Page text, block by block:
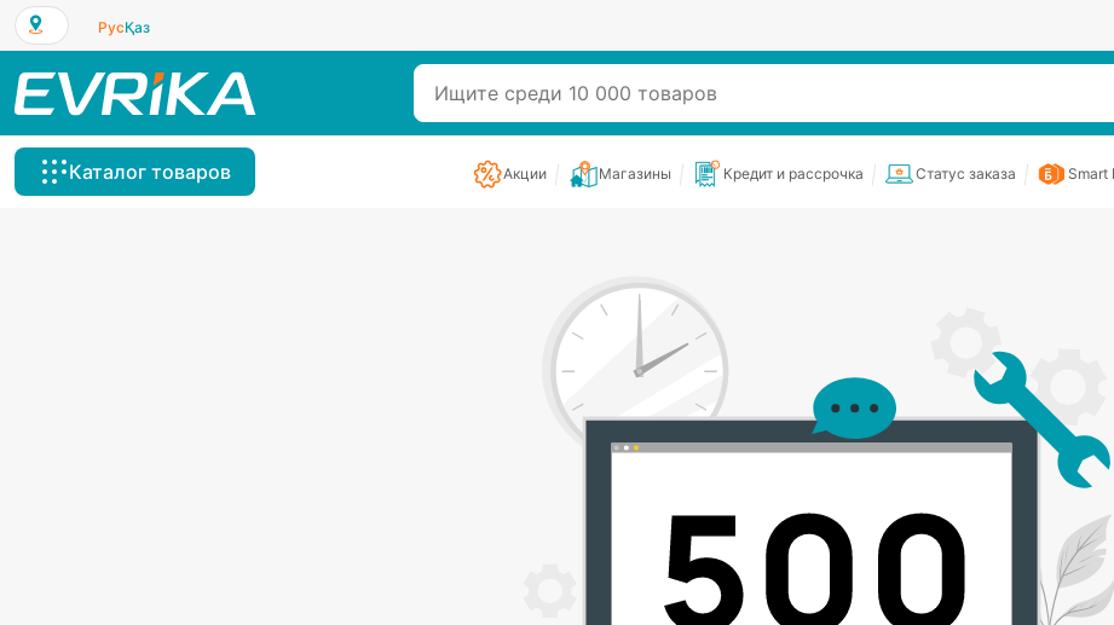
РусҚаз
Каталог товаров Акции Магазины Кредит и рассрочка Статус заказа Smart